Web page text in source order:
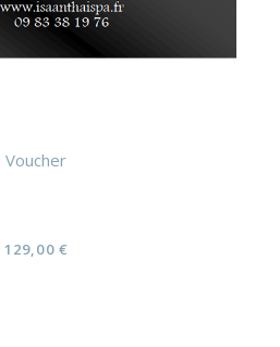
Voucher
129,00 €